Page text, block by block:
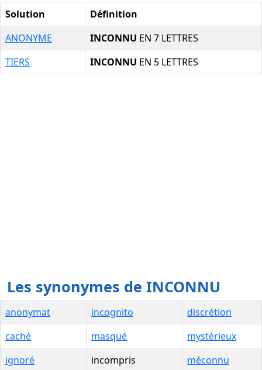
Solution
Définition
ANONYME
INCONNU EN 7 LETTRES
TIERS
INCONNU EN 5 LETTRES
Les synonymes de INCONNU
anonymat incognito
discrétion
caché
masqué
mystérieux
ignoré
incompris
méconnu